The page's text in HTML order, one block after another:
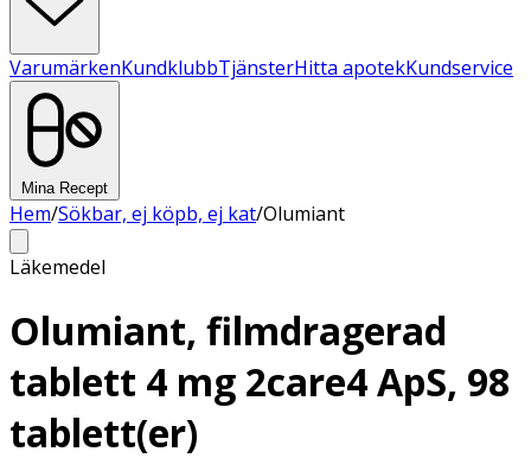
VarumärkenKundklubbTjänsterHitta apotekKundservice
Mina Recept
Hem/Sökbar, ej köpb, ej kat/Olumiant
Läkemedel
Olumiant, filmdragerad
tablett 4 mg 2care4 ApS, 98
tablett(er)